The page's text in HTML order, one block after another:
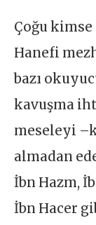
Çoğu
Hanefi
bazı
kavuşma
meseleyi
almadan
İbn Hazm,
İbn Hacer